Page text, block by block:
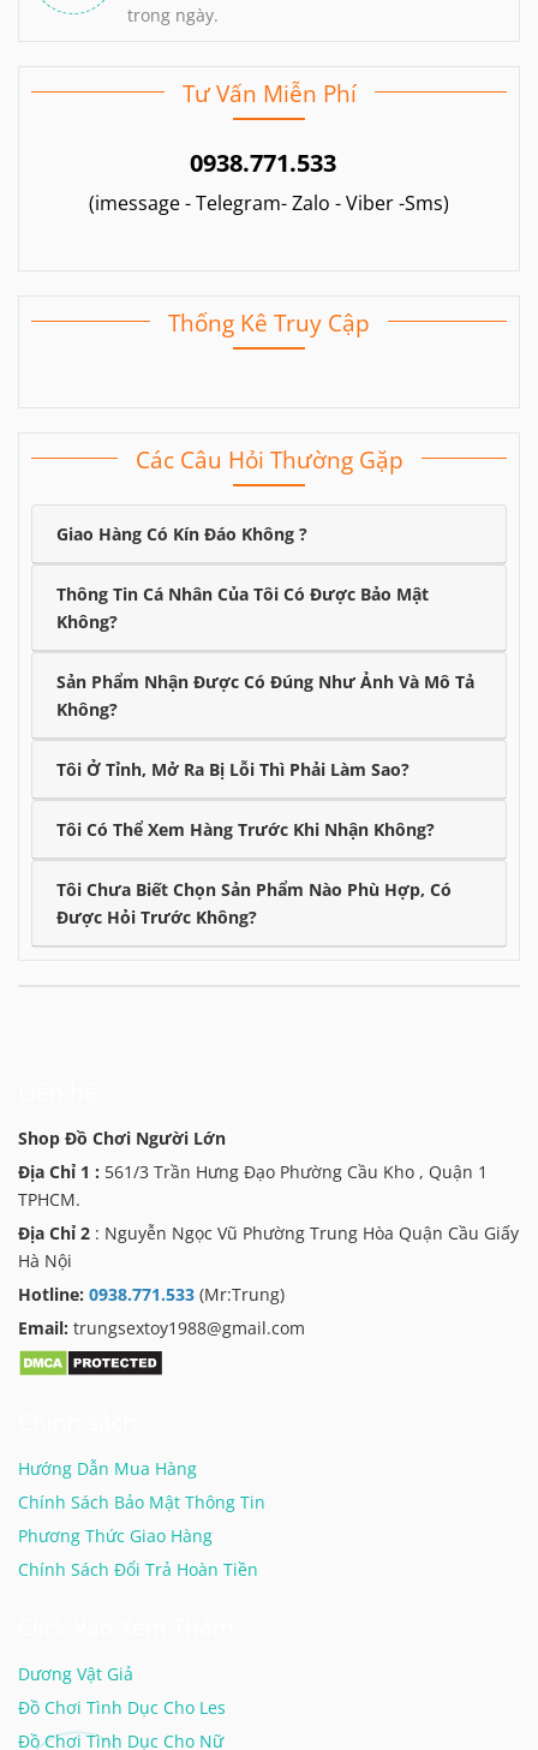
trong ngày.
Tư Vấn Miễn Phí
0938.771.533
(imessage - Telegram- Zalo - Viber -Sms)
Thống Kê Truy Cập
Các Câu Hỏi Thường Gặp
Giao Hàng Có Kín Đáo Không ?
Thông Tin Cá Nhân Của Tôi Có Được Bảo Mật
Không?
Sản Phẩm Nhận Được Có Đúng Như Ảnh Và Mô Tả
Không?
Tôi Ở Tỉnh, Mở Ra Bị Lỗi Thì Phải Làm Sao?
Tôi Có Thể Xem Hàng Trước Khi Nhận Không?
Tôi Chưa Biết Chọn Sản Phẩm Nào Phù Hợp, Có
Được Hỏi Trước Không?
Shop Đồ Chơi Người Lớn
Địa Chỉ 1 : 561/3 Trần Hưng Đạo Phường Cầu Kho , Quận 1
TPHCM.
Địa Chỉ 2 : Nguyễn Ngọc Vũ Phường Trung Hòa Quận Cầu Giấy
Hà Nội
Hotline: 0938.771.533 (Mr:Trung)
Email: trungsextoy1988@gmail.com
Hướng Dẫn Mua Hàng
Chính Sách Bảo Mật Thông Tin
Phương Thức Giao Hàng
Chính Sách Đổi Trả Hoàn Tiền
Dương Vật Giả
Đồ Chơi Tình Dục Cho Les
Đồ Chơi Tình Dục Cho Nữ